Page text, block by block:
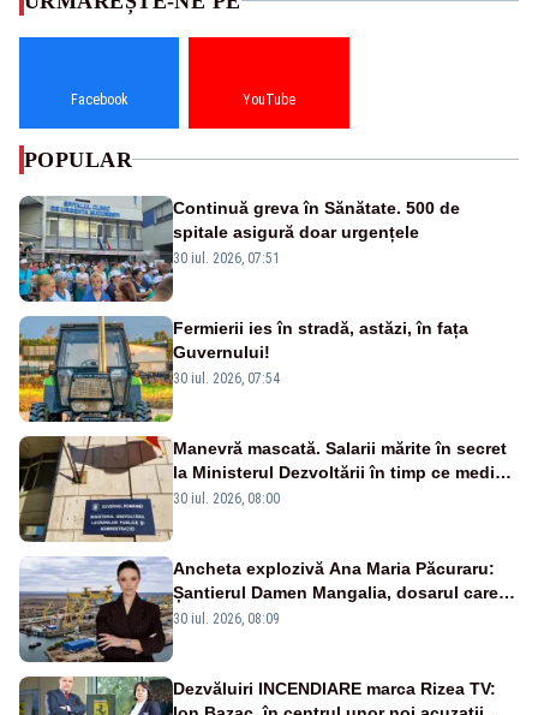
Facebook YouTube
POPULAR
Continuă greva în Sănătate. 500 de
spitale asigură doar urgențele
30 iul. 2026, 07:51
Fermierii ies în stradă, astăzi, în fața
Guvernului!
30 iul. 2026, 07:54
Manevră mascată. Salarii mărite în secret
la Ministerul Dezvoltării în timp ce medicii
ies în stradă
30 iul. 2026, 08:00
Ancheta explozivă Ana Maria Păcuraru:
Șantierul Damen Mangalia, dosarul care
scufundă apărarea României
30 iul. 2026, 08:09
Dezvăluiri INCENDIARE marca Rizea TV: